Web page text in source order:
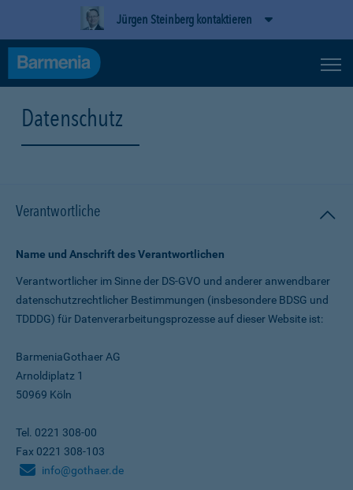
Jürgen Steinberg kontaktieren
Datenschutz
Verantwortliche
Name und Anschrift des Verantwortlichen
Verantwortlicher im Sinne der DS-GVO und anderer anwendbarer
datenschutz­rechtlicher Bestimmungen (insbesondere BDSG und
TDDDG) für Daten­verarbeitungs­prozesse auf dieser Website ist:
BarmeniaGothaer AG
Arnoldiplatz 1
50969 Köln
Tel. 0221 308-00
Fax 0221 308-103
info@gothaer.de